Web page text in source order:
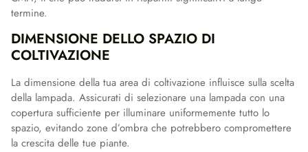
termine.
DIMENSIONE DELLO SPAZIO DI
COLTIVAZIONE
La dimensione della tua area di coltivazione influisce sulla scelta
della lampada. Assicurati di selezionare una lampada con una
copertura sufficiente per illuminare uniformemente tutto lo
spazio, evitando zone d’ombra che potrebbero compromettere
la crescita delle tue piante.